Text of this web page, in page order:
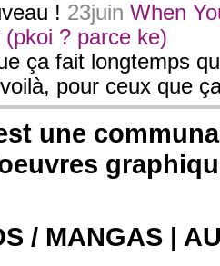
! 23juin When
? parce ke)
ça fait longtemps
pour ceux que
une
/ MANGAS |